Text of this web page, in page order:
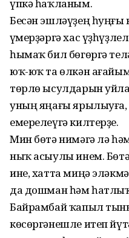
үпкә һаҡланым.
Бесән эшләүҙең һуңғы
үҫмерҙәргә хас
һымаҡ бил бөгөргә
юҡ-юҡ та өлкән
төрлө ысулдарын
уның яңағы
емерелеүгә килтерҙе.
Мин бөтә нимәгә лә
ныҡ асыулы инем.
ине, хатта миңә
да дошман һәм
Байрамбай ҡапыл
көсөргәнешле итеп